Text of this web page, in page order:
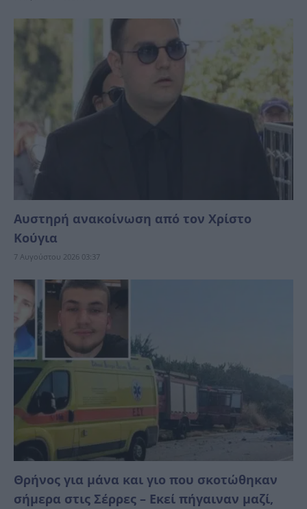
Αυστηρή ανακοίνωση από τον Χρίστο
Κούγια
7 Αυγούστου 2026 03:37
Θρήνος για μάνα και γιο που σκοτώθηκαν
σήμερα στις Σέρρες – Εκεί πήγαιναν μαζί,